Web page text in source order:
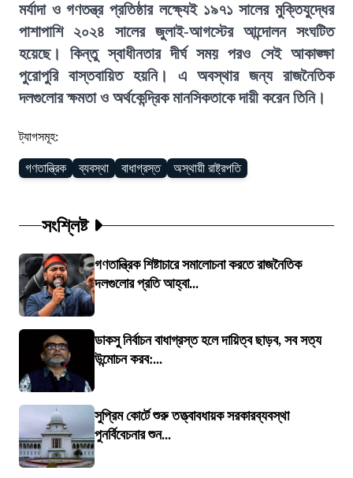
মর্যাদা ও গণতন্ত্র প্রতিষ্ঠার লক্ষ্যেই ১৯৭১ সালের মুক্তিযুদ্ধের
পাশাপাশি ২০২৪ সালের জুলাই-আগস্টের আন্দোলন সংঘটিত
হয়েছে। কিন্তু স্বাধীনতার দীর্ঘ সময় পরও সেই আকাঙ্ক্ষা
পুরোপুরি বাস্তবায়িত হয়নি। এ অবস্থার জন্য রাজনৈতিক
দলগুলোর ক্ষমতা ও অর্থকেন্দ্রিক মানসিকতাকে দায়ী করেন তিনি।
ট্যাগসমূহ:
গণতান্ত্রিক ব্যবস্থা বাধাগ্রস্ত অস্থায়ী রাষ্ট্রপতি
সংশ্লিষ্ট
গণতান্ত্রিক শিষ্টাচারে সমালোচনা করতে রাজনৈতিক
দলগুলোর প্রতি আহ্বা...
ডাকসু নির্বাচন বাধাগ্রস্ত হলে দায়িত্ব ছাড়ব, সব সত্য
উন্মোচন করব:...
সুপ্রিম কোর্টে শুরু তত্ত্বাবধায়ক সরকারব্যবস্থা
পুনর্বিবেচনার শুন...